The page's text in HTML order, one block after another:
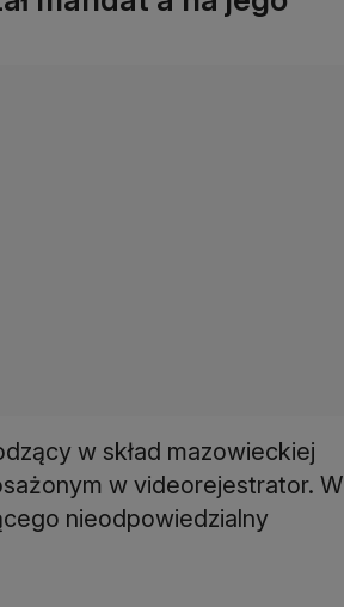
w skład mazowieckiej
w videorejestrator. W
nieodpowiedzialny